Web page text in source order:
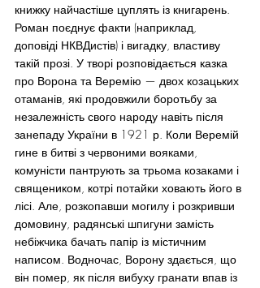
книжку найчастіше цуплять із книгарень.
Роман поєднує факти (наприклад,
доповіді НКВДистів) і вигадку, властиву
такій прозі. У творі розповідається казка
про Ворона та Веремію — двох козацьких
отаманів, які продовжили боротьбу за
незалежність свого народу навіть після
занепаду України в 1921 р. Коли Веремій
гине в битві з червоними вояками,
комуністи пантрують за трьома козаками і
священиком, котрі потайки ховають його в
лісі. Але, розкопавши могилу і розкривши
домовину, радянські шпигуни замість
небіжчика бачать папір із містичним
написом. Водночас, Ворону здається, що
він помер, як після вибуху гранати впав із